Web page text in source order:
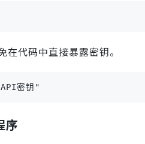
代码中直接暴露密钥。
密钥"
序